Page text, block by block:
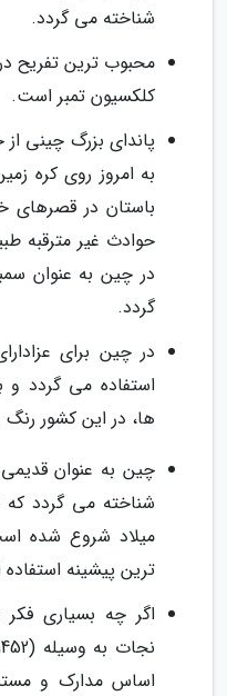
شناخته می گردد.
محبوب ترین تفریح
کلکسیون تمبر است.
به امروز روی کره
باستان در
حوادث غیر مترقبه
در چین به عنوان
گردد.
در چین برای
استفاده می گردد و
ها، در این کشور
چین به عنوان قدیمی
میلاد شروع شده
ترین پیشینه
اگر چه بسیاری فکر
اساس مدارک و